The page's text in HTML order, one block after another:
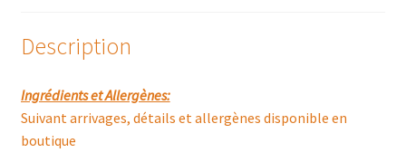
Description
Ingrédients et Allergènes:
Suivant arrivages, détails et allergènes disponible en
boutique